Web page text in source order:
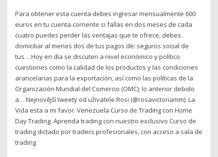
Para obtener esta cuenta debes ingresar mensualmente 600
euros en tu cuenta corriente si fallas en dos meses de cada
cuatro puedes perder las ventajas que te ofrece, debes
domiciliar al menos dos de tus pagos de: seguros social de
tus… Hoy en día se discuten a nivel económico y político
cuestiones como la calidad de los productos y las condiciones
arancelarias para la exportación, así como las políticas de la
Organización Mundial del Comercio (OMC); lo anterior debido
a… Nejnovější tweety od uživatele Rosi (@rosavictoriamm). La
Vida esta a mi favor. Venezuela Curso de Trading con Home
Day Trading. Aprenda trading con nuestro exclusivo Curso de
trading dictado por traders profesionales, con acceso a sala de
trading